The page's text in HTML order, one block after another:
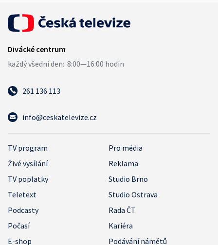
261 136 113
info@ceskatelevize.cz
TV program
Pro média
Živé vysílání
Reklama
TV poplatky
Studio Brno
Teletext
Studio Ostrava
Podcasty
Rada ČT
Počasí
Kariéra
E-shop
Podávání námětů